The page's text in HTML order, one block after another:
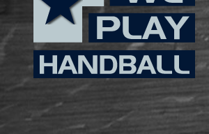
WePlayHandball.it